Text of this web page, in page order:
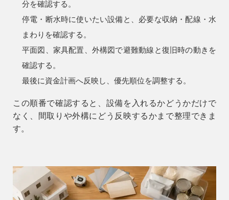
分を確認する。
停電・断水時に使いたい設備と、必要な収納・配線・水
まわりを確認する。
平面図、家具配置、外構図で避難動線と復旧時の動きを
確認する。
最後に資金計画へ反映し、優先順位を調整する。
この順番で確認すると、設備を入れるかどうかだけで
なく、間取りや外構にどう反映するかまで整理できま
す。
アフターメンテナンス
04-2950-7171
事業用
04-2968-5522